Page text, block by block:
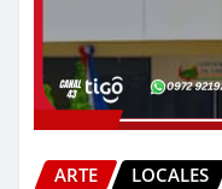
ARTE LOCALES